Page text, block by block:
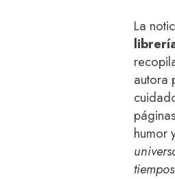
La
autora
humor